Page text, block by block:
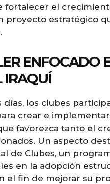
fortalecer el
proyecto estratégico
ENFOCADO
IRAQUÍ
días, los clubes
crear e
favorezca tanto el
Un aspecto
de Clubes, un
en la adopción
el fin de mejorar su